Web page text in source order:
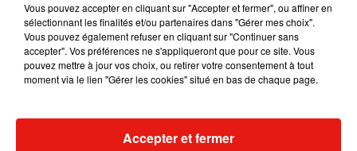
Fred again.. et Latin Mafia dévoilent enfin
leur mixtape créée en...
Vous pouvez accepter en cliquant sur "Accepter et fermer", ou affiner en
sélectionnant les finalités et/ou partenaires dans "Gérer mes choix".
Vous pouvez également refuser en cliquant sur "Continuer sans
accepter". Vos préférences ne s'appliqueront que pour ce site. Vous
pouvez mettre à jour vos choix, ou retirer votre consentement à tout
moment via le lien "Gérer les cookies" situé en bas de chaque page.
Accepter et fermer